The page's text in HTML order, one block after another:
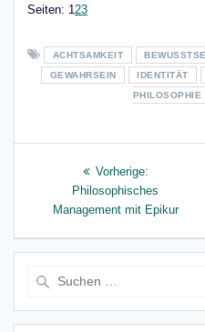
Seiten: Seite
1 ,
Seite
2,
Seite
3
ACHTSAMKEIT
GEWAHRSEIN
IDENTITÄT
PHILOSOPHIE
Vorherige:Vorheriger
Beitrag:
Philosophisches
Management mit Epikur